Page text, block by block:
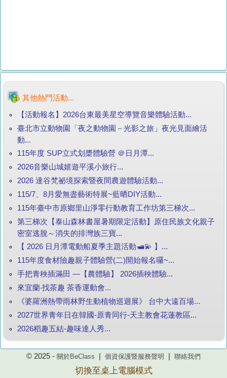
其他熱門活動...
【活動報名】2026台東最美星空導覽音樂體驗活動...
臺北市立動物園「夜之動物園－光影之旅」夜光見面繪活
動...
115年度 SUP立式划槳體驗營 ＠日月潭...
2026音樂山城嬉遊平溪小旅行...
2026 達谷梵祕境探索暨夜間農遊體驗活動...
115/7、8月愛無盡藝術特展~藍晒DIY活動...
115年臺中市原鄉里山淨零行動教育工作坊第三梯次...
第三梯次【泰山森林書屋暑期限定活動】原住民族文化親子
密室逃脫～消失的排灣族三寶...
【 2026 日月潭電動船夏季主題活動🛥️💫 】...
115年度食材險趣親子體驗營(二)開始報名囉~...
手把青秧插滿田 —【農體驗】 2026插秧體驗...
來宜蘭‧找茶趣 茶香運動會...
《婆羅洲熱帶雨林野生動植物巡迴展》 台中大遠百場...
2027世界青年日在韓國-原青同行-天主教會花蓮教區...
2026稻趣五結-趣味達人秀...
© 2025 - 關於BeClass 個資保護暨服務聲明 聯絡我們
切換至桌上電腦模式